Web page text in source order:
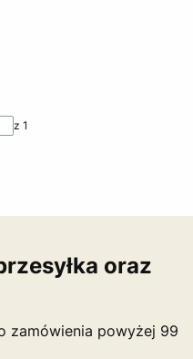
z 1
oraz
zamówienia powyżej 99